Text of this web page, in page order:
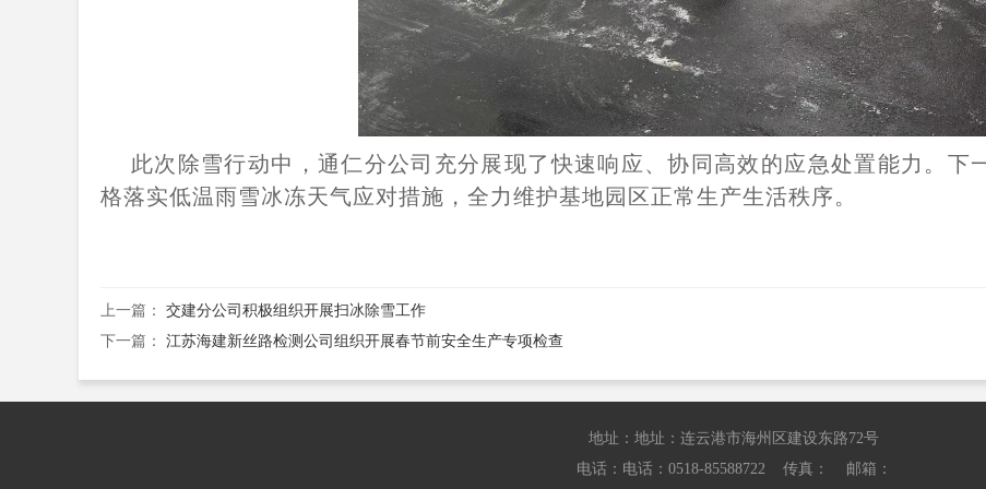
此次除雪行动中，通仁分公司充分展现了快速响应、协同高效的应急处置能力。下
格落实低温雨雪冰冻天气应对措施，全力维护基地园区正常生产生活秩序。
上一篇： 交建分公司积极组织开展扫冰除雪工作
下一篇： 江苏海建新丝路检测公司组织开展春节前安全生产专项检查
地址：地址：连云港市海州区建设东路72号
电话：电话：0518-85588722 传真： 邮箱：